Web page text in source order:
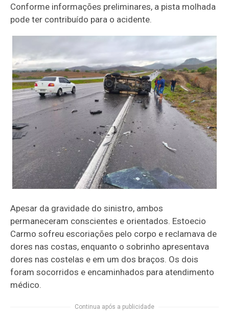
Conforme informações preliminares, a pista molhada
pode ter contribuído para o acidente.
Apesar da gravidade do sinistro, ambos
permaneceram conscientes e orientados. Estoecio
Carmo sofreu escoriações pelo corpo e reclamava de
dores nas costas, enquanto o sobrinho apresentava
dores nas costelas e em um dos braços. Os dois
foram socorridos e encaminhados para atendimento
médico.
Continua após a publicidade